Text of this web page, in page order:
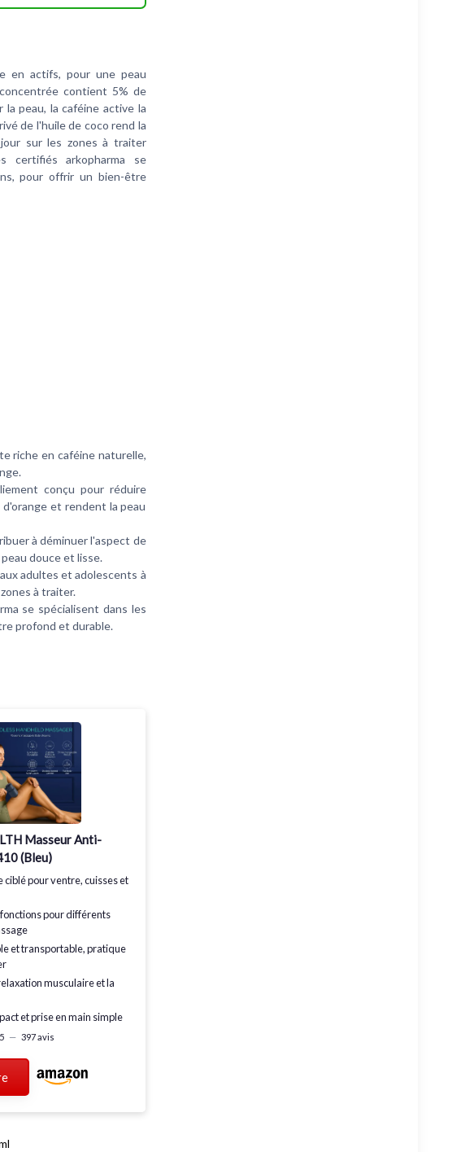
en actifs, pour une peau
contient 5% de
peau, la caféine active la
de l'huile de coco rend la
sur les zones à traiter
certifiés arkopharma se
pour offrir un bien-être
riche en caféine naturelle,
conçu pour réduire
et rendent la peau
à déminuer l'aspect de
douce et lisse.
adultes et adolescents à
à traiter.
se spécialisent dans les
profond et durable.
Masseur Anti-
(Bleu)
ciblé pour ventre, cuisses et
pour différents
ettransportable, pratique
musculaireet la
et prise en main simple
— 397 avis